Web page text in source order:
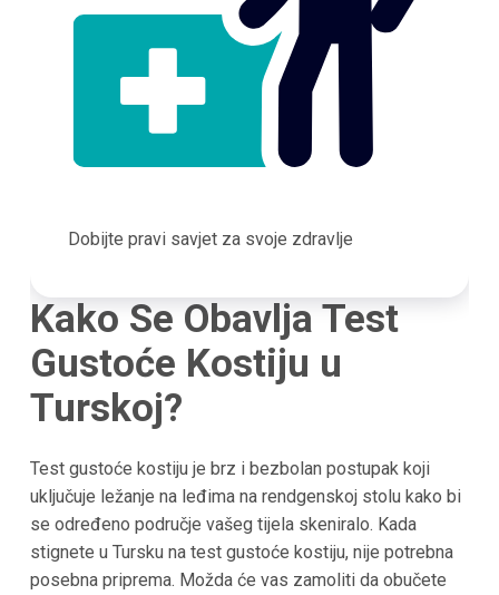
Dobijte pravi savjet za svoje zdravlje
Kako Se Obavlja Test
Gustoće Kostiju u
Turskoj?
Test gustoće kostiju je brz i bezbolan postupak koji
uključuje ležanje na leđima na rendgenskoj stolu kako bi
se određeno područje vašeg tijela skeniralo. Kada
stignete u Tursku na test gustoće kostiju, nije potrebna
posebna priprema. Možda će vas zamoliti da obučete